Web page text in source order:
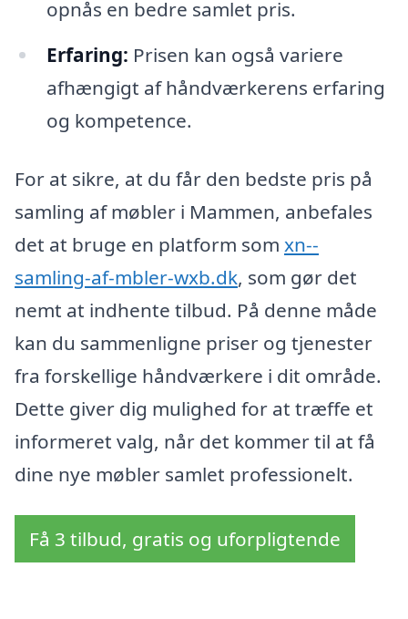
opnås en bedre samlet pris.
Erfaring: Prisen kan også variere
afhængigt af håndværkerens erfaring
og kompetence.
For at sikre, at du får den bedste pris på
samling af møbler i Mammen, anbefales
det at bruge en platform som xn--
samling-af-mbler-wxb.dk, som gør det
nemt at indhente tilbud. På denne måde
kan du sammenligne priser og tjenester
fra forskellige håndværkere i dit område.
Dette giver dig mulighed for at træffe et
informeret valg, når det kommer til at få
dine nye møbler samlet professionelt.
Få 3 tilbud, gratis og uforpligtende